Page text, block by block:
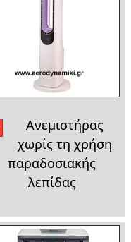
Ανεμιστήρας
χωρίς τη χρήση
παραδοσιακής
λεπίδας